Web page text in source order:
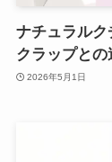
ナチュラル
クラップと
2026年5月1日